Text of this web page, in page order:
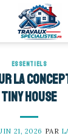
ESSENTIELS
la
Tiny House
21, 2026 PAR